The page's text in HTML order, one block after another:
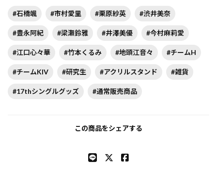
#石橋颯 #市村愛里 #栗原紗英 #渋井美奈
#豊永阿紀 #梁瀬鈴雅 #井澤美優 #今村麻莉愛
#江口心々華 #竹本くるみ #地頭江音々 #チームH
#チームKIV #研究生 #アクリルスタンド #雑貨
#17thシングルグッズ #通常販売商品
この商品をシェアする